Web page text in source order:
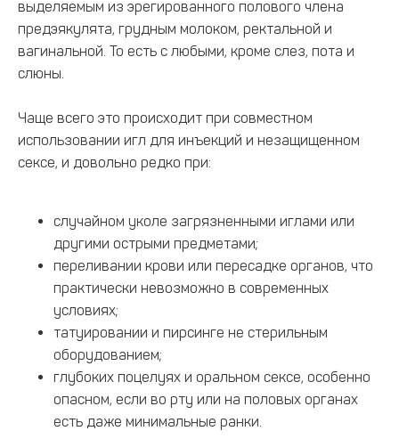
выделяемым из эрегированного полового члена
предэякулята, грудным молоком, ректальной и
вагинальной. То есть с любыми, кроме слез, пота и
слюны.
Чаще всего это происходит при совместном
использовании игл для инъекций и незащищенном
сексе, и довольно редко при:
случайном уколе загрязненными иглами или
другими острыми предметами;
переливании крови или пересадке органов, что
практически невозможно в современных
условиях;
татуировании и пирсинге не стерильным
оборудованием;
глубоких поцелуях и оральном сексе, особенно
опасном, если во рту или на половых органах
есть даже минимальные ранки.